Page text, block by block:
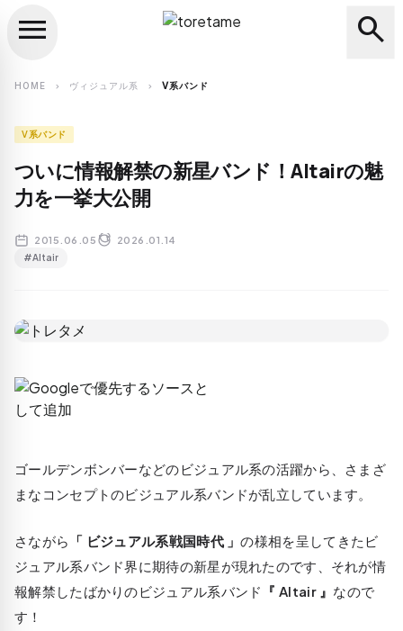
search
menu search
HOME chevron_right ヴィジュアル系 chevron_right V系バンド
V系バンド
ついに情報解禁の新星バンド！Altairの魅
力を一挙大公開
2015.06.05 2026.01.14
#Altair
ゴールデンボンバーなどのビジュアル系の活躍から、さまざ
まなコンセプトのビジュアル系バンドが乱立しています。
さながら 「 ビジュアル系戦国時代 」の様相を呈してきたビ
ジュアル系バンド界に期待の新星が現れたのです、それが情
報解禁したばかりのビジュアル系バンド 『 Altair 』 なので
す！